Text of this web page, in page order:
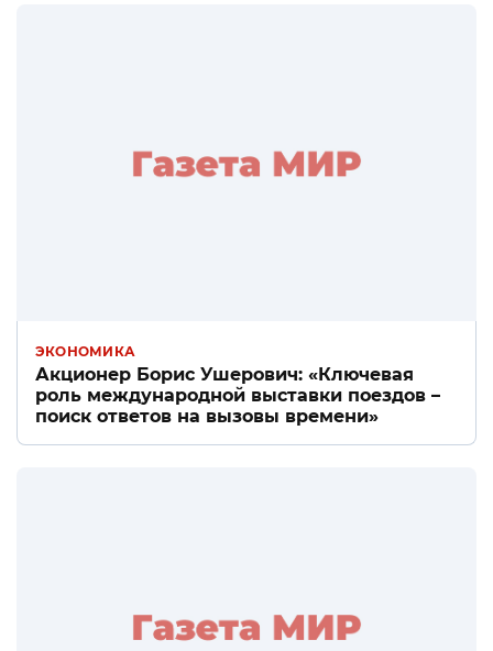
ЭКОНОМИКА
Акционер Борис Ушерович: «Ключевая
роль международной выставки поездов –
поиск ответов на вызовы времени»